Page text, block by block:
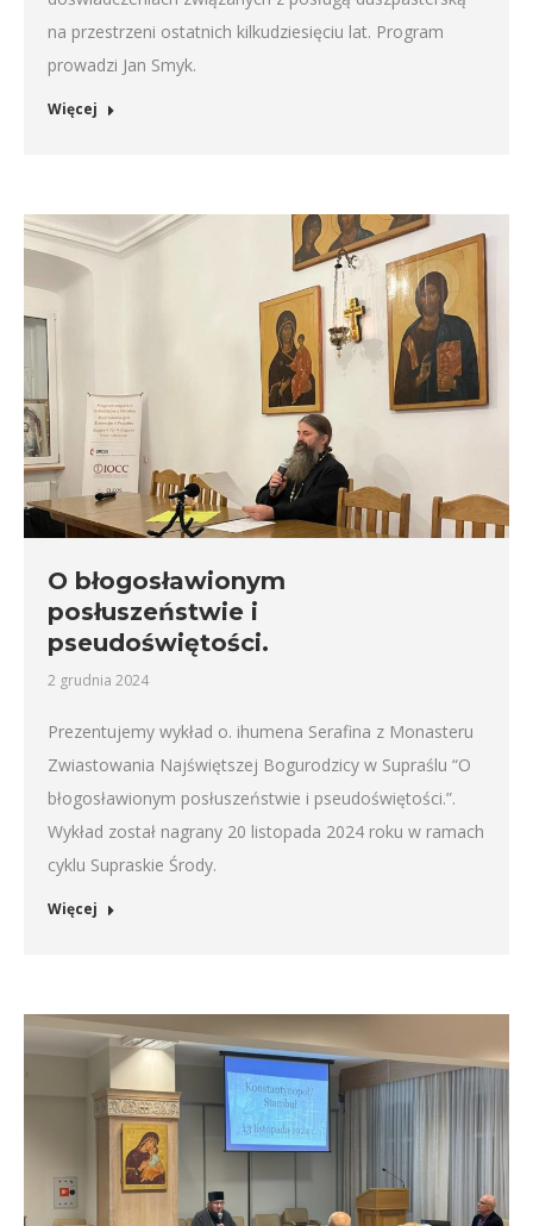
na przestrzeni ostatnich kilkudziesięciu lat. Program
prowadzi Jan Smyk.
Więcej
O błogosławionym
posłuszeństwie i
pseudoświętości.
2 grudnia 2024
Prezentujemy wykład o. ihumena Serafina z Monasteru
Zwiastowania Najświętszej Bogurodzicy w Supraślu “O
błogosławionym posłuszeństwie i pseudoświętości.”.
Wykład został nagrany 20 listopada 2024 roku w ramach
cyklu Supraskie Środy.
Więcej